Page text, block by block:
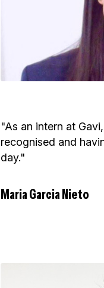
"As an intern at
recognised and
day."
Maria Garcia Nieto